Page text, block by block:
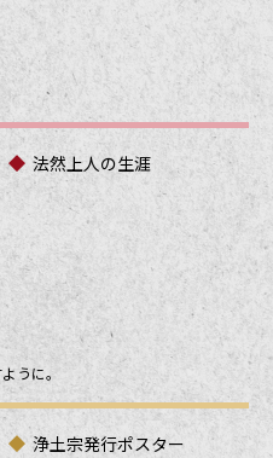
ク
法然上人の生涯
うに。
浄土宗発行ポスター